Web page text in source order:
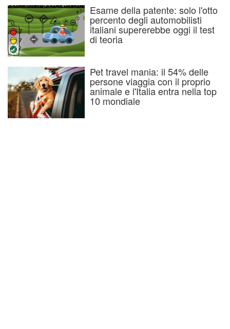
Esame della patente: solo l'otto
percento degli automobilisti
italiani supererebbe oggi il test
di teoria
Pet travel mania: il 54% delle
persone viaggia con il proprio
animale e l'Italia entra nella top
10 mondiale